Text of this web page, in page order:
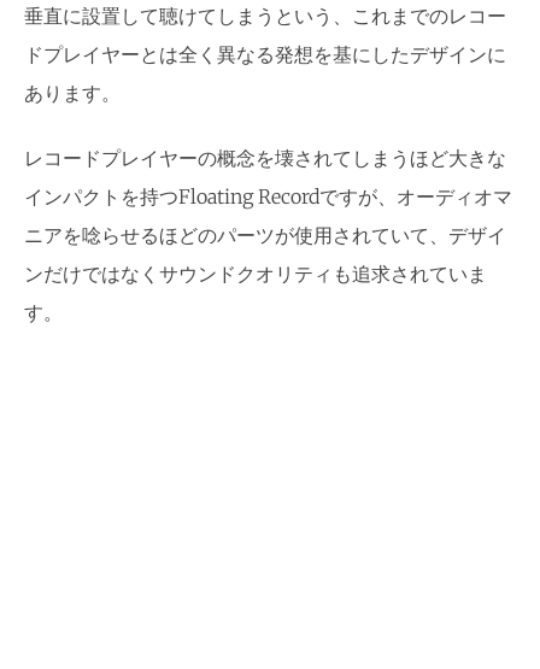
垂直に設置して聴けてしまうという、これまでのレコー
ドプレイヤーとは全く異なる発想を基にしたデザインに
あります。
レコードプレイヤーの概念を壊されてしまうほど大きな
インパクトを持つFloating Recordですが、オーディオマ
ニアを唸らせるほどのパーツが使用されていて、デザイ
ンだけではなくサウンドクオリティも追求されていま
す。